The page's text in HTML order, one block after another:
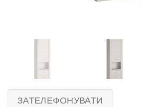
ЗАТЕЛЕФОНУВАТИ